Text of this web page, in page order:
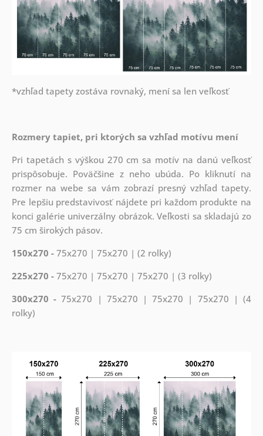
*vzhľad tapety zostáva rovnaký, mení sa len veľkosť
Rozmery tapiet, pri ktorých sa vzhľad motívu mení
Pri tapetách s výškou 270 cm sa motív na danú veľkosť
prispôsobuje. Poväčšine z neho ubúda. Po kliknutí na
rozmer na webe sa vám zobrazí presný vzhľad tapety.
Pre lepšiu predstavivosť nájdete pri každom produkte na
konci galérie univerzálny obrázok. Veľkosti sa skladajú zo
75 cm širokých pásov.
150x270 -75x270 | 75x270 | (2 rolky)
225x270 -75x270 | 75x270 | 75x270 | (3 rolky)
300x270 -75x270 | 75x270 | 75x270 | 75x270 | (4
rolky)